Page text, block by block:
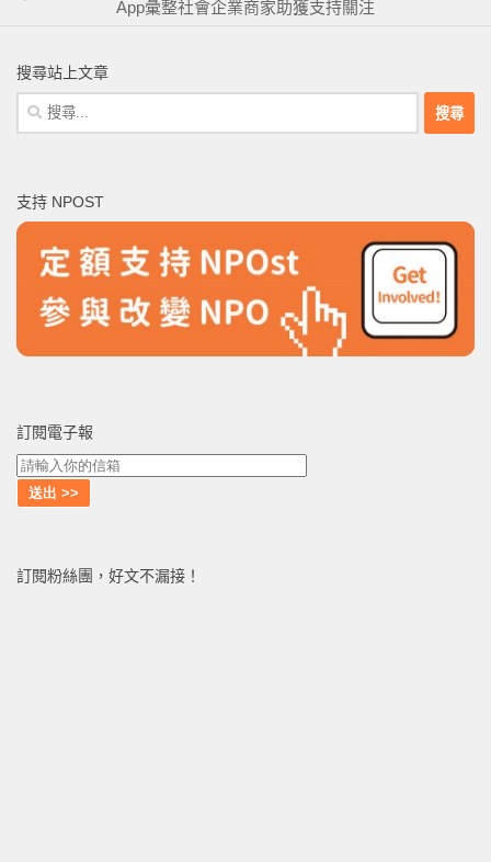
App彙整社會企業商家助獲支持關注
搜尋站上文章
搜
尋
字:
支持 NPOST
訂閱電子報
訂閱粉絲團，好文不漏接！